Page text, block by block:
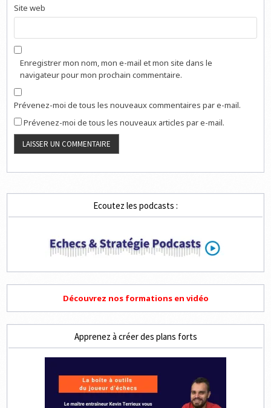
Site web
Enregistrer mon nom, mon e-mail et mon site dans le
navigateur pour mon prochain commentaire.
Prévenez-moi de tous les nouveaux commentaires par e-mail.
Prévenez-moi de tous les nouveaux articles par e-mail.
Ecoutez les podcasts :
Découvrez nos formations en vidéo
Apprenez à créer des plans forts